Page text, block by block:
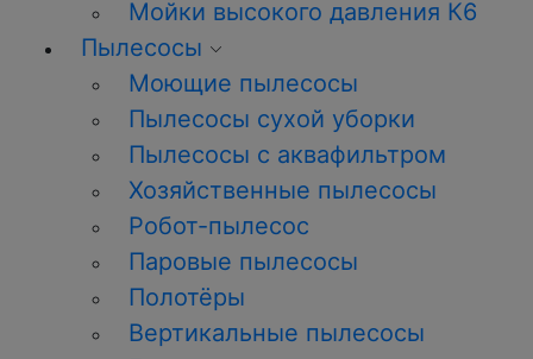
Мойки высокого давления К6
Пылесосы
Моющие пылесосы
Пылесосы сухой уборки
Пылесосы с аквафильтром
Хозяйственные пылесосы
Робот-пылесос
Паровые пылесосы
Полотёры
Вертикальные пылесосы